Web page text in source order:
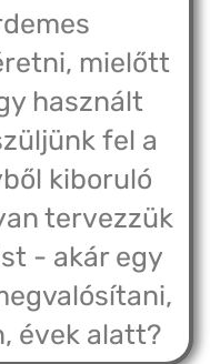
mielőtt
használt
fel a
kiboruló
tervezzük
- akár egy
évek alatt?